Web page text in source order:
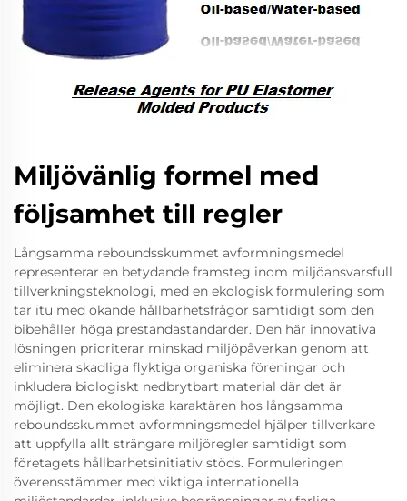
Miljövänlig formel med
följsamhet till regler
Långsamma reboundsskummet avformningsmedel
representerar en betydande framsteg inom miljöansvarsfull
tillverkningsteknologi, med en ekologisk formulering som
tar itu med ökande hållbarhetsfrågor samtidigt som den
bibehåller höga prestandastandarder. Den här innovativa
lösningen prioriterar minskad miljöpåverkan genom att
eliminera skadliga flyktiga organiska föreningar och
inkludera biologiskt nedbrytbart material där det är
möjligt. Den ekologiska karaktären hos långsamma
reboundsskummet avformningsmedel hjälper tillverkare
att uppfylla allt strängare miljöregler samtidigt som
företagets hållbarhetsinitiativ stöds. Formuleringen
överensstämmer med viktiga internationella